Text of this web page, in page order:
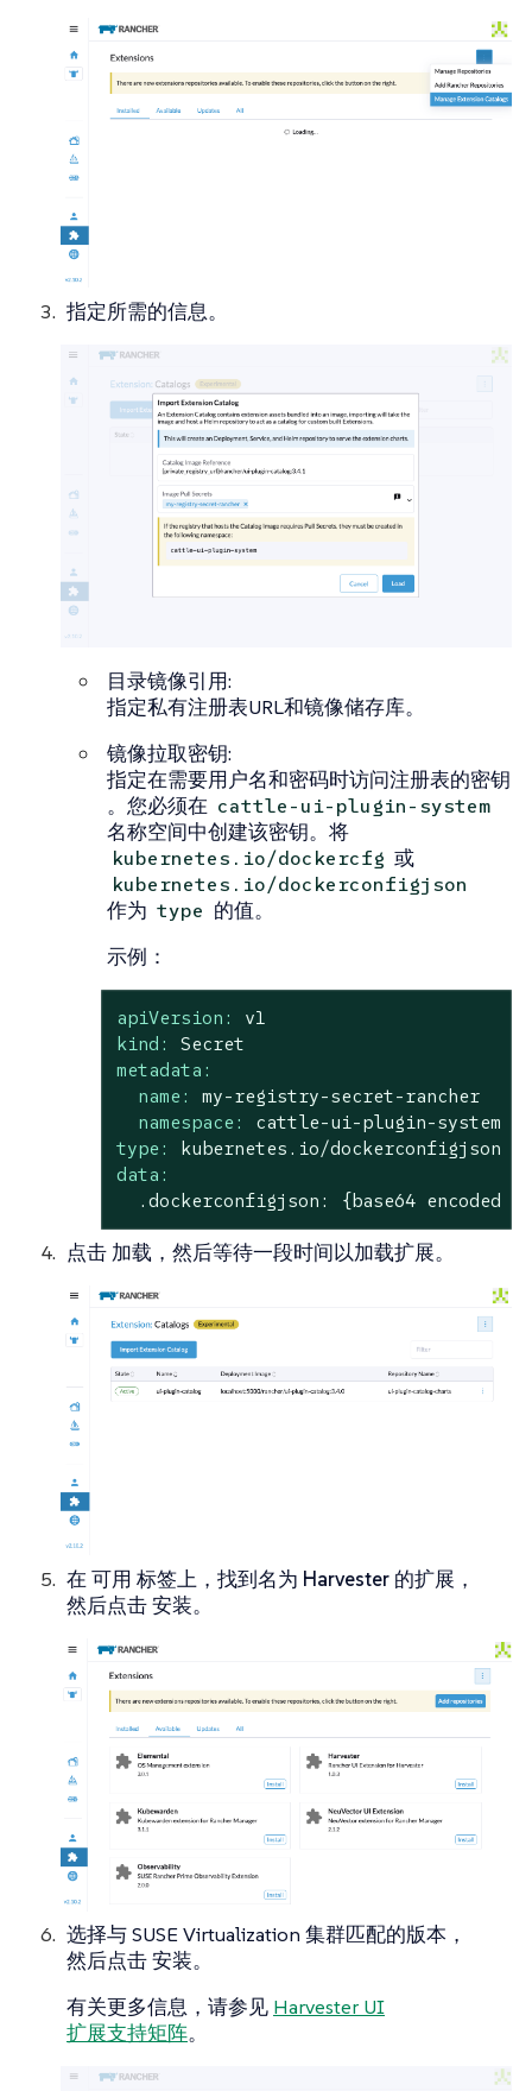
指定所需的信息。
目录镜像引用:
指定私有注册表URL和镜像储存库。
镜像拉取密钥:
指定在需要用户名和密码时访问注册表的密钥
。您必须在 cattle-ui-plugin-system
名称空间中创建该密钥。将
kubernetes.io/dockercfg 或
kubernetes.io/dockerconfigjson
作为 type 的值。
示例：
apiVersion:
v1
kind:
Secret
metadata:
name:
my-registry-secret-rancher
namespace:
cattle-ui-plugin-system
type:
kubernetes.io/dockerconfigjson
data:
.dockerconfigjson:
{base64 encoded
点击 加载 ，然后等待一段时间以加载扩展。
在 可用 标签上，找到名为 Harvester 的扩展，
然后点击安装。
选择与 SUSE Virtualization 集群匹配的版本，
然后点击安装。
有关更多信息，请参见 Harvester UI
扩展支持矩阵。